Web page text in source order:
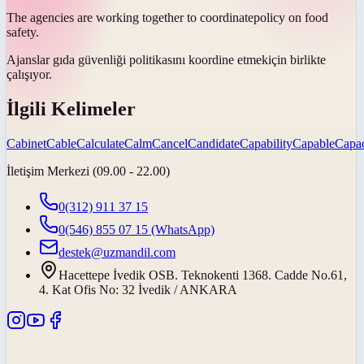
The agencies are working together to coordinatepolicy on food
safety.
Ajanslar gıda güvenliği politikasını koordine etmekiçin birlikte
çalışıyor.
İlgili Kelimeler
CabinetCableCalculateCalmCancelCandidateCapabilityCapable
İletişim Merkezi (09.00 - 22.00)
0(312) 911 37 15
0(546) 855 07 15 (WhatsApp)
destek@uzmandil.com
Hacettepe İvedik OSB. Teknokenti 1368. Cadde No.61,
4. Kat Ofis No: 32 İvedik / ANKARA